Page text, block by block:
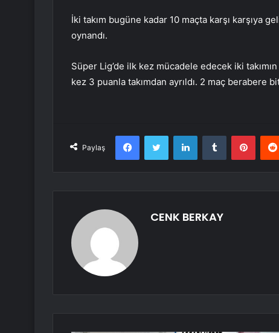
İki takım bugüne kadar 10 maçta karşı karşıya
oynandı.
Süper Lig’de ilk kez mücadele edecek iki
kez 3 puanla takımdan ayrıldı. 2 maç berabere
Paylaş
FacebookTwitter LinkedInTumblr
CENK BERKAY